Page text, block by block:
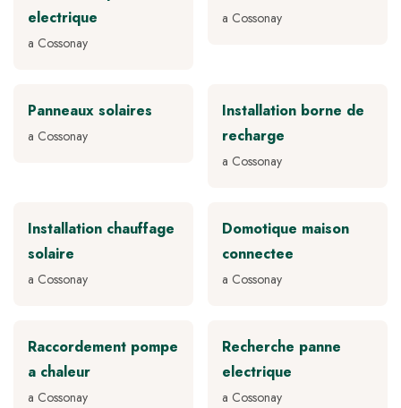
electrique
a Cossonay
a Cossonay
Panneaux solaires
a Cossonay
Installation borne de
recharge
a Cossonay
Installation chauffage
solaire
a Cossonay
Domotique maison
connectee
a Cossonay
Raccordement pompe
a chaleur
a Cossonay
Recherche panne
electrique
a Cossonay